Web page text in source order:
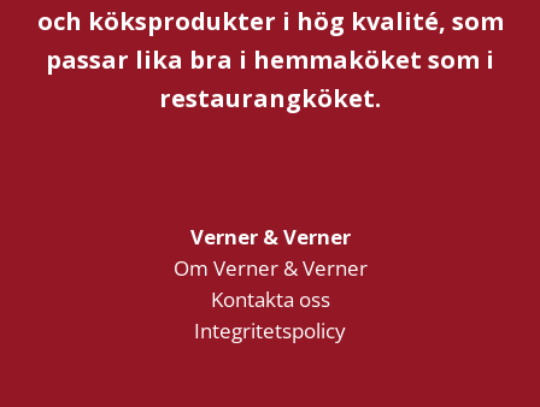
och köksprodukter i hög kvalité, som
passar lika bra i hemmaköket som i
restaurangköket.
Verner & Verner
Om Verner & Verner
Kontakta oss
Integritetspolicy